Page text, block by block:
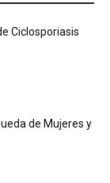
Ciclosporiasis
de Mujeres y